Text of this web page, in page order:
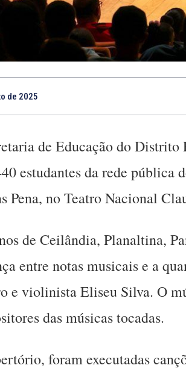
de 2025
de Educação do Distrito
estudantes da rede pública
Pena, no Teatro Nacional
de Ceilândia, Planaltina,
entre notas musicais e a
e violinista Eliseu Silva. O
das músicas tocadas.
foram executadas